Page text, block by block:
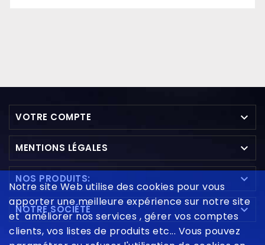
Notre site Web utilise des cookies pour vous
apporter une meilleure expérience sur notre site
et améliorer nos services , gérer vos comptes
clients, vos listes de produits etc... Vous pouvez
VOTRE COMPTE 
MENTIONS LÉGALES 
NOS PRODUITS: 
NOTRE SOCIÉTÉ 